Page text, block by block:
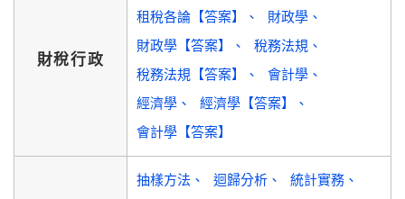
財稅行政
租稅各論【答案】
財政學
財政學【答案】
稅務法規
稅務法規【答案】
會計學
經濟學
經濟學【答案】
會計學【答案】
抽樣方法 迴歸分析
統計實務